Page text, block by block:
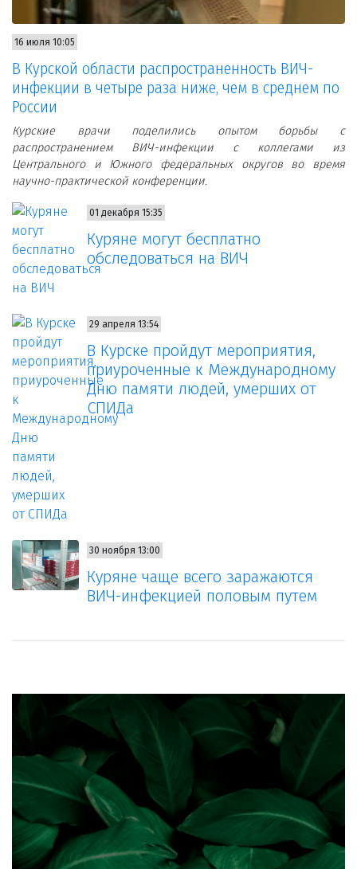
16 июля 10:05
В Курской области распространенность ВИЧ-
инфекции в четыре раза ниже, чем в среднем по
России
Курские врачи поделились опытом борьбы с
распространением ВИЧ-инфекции с коллегами из
Центрального и Южного федеральных округов во время
научно-практической конференции.
01 декабря 15:35
Куряне могут бесплатно
обследоваться на ВИЧ
29 апреля 13:54
В Курске пройдут мероприятия,
приуроченные к Международному
Дню памяти людей, умерших от
СПИДа
30 ноября 13:00
Куряне чаще всего заражаются
ВИЧ-инфекцией половым путем